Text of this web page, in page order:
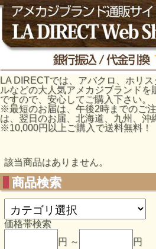
LA DIRECTでは、アバクロ、ホリ
ルなどの大人気アメカジブランドを
ですので、安心してご購入下さい。
※最短のお届は、午後2時までのご
は、翌日のお届、北海道、九州、沖
※10,000円以上ご購入で送料無料！
該当商品はありません。
商品検索
価格帯検索
円 ～
円